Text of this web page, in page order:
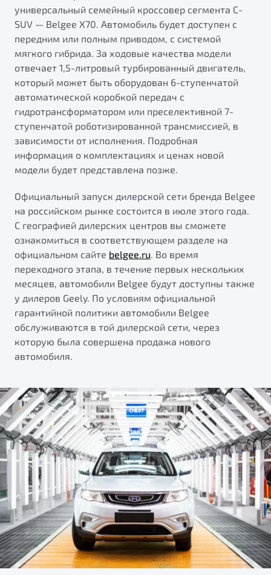
универсальный семейный кроссовер сегмента C-
SUV — Belgee X70. Автомобиль будет доступен с
передним или полным приводом, с системой
мягкого гибрида. За ходовые качества модели
отвечает 1,5-литровый турбированный двигатель,
который может быть оборудован 6-ступенчатой
автоматической коробкой передач с
гидротрансформатором или преселективной 7-
ступенчатой роботизированной трансмиссией, в
зависимости от исполнения. Подробная
информация о комплектациях и ценах новой
модели будет представлена позже.
Официальный запуск дилерской сети бренда Belgee
на российском рынке состоится в июле этого года.
С географией дилерских центров вы сможете
ознакомиться в соответствующем разделе на
официальном сайте belgee.ru. Во время
переходного этапа, в течение первых нескольких
месяцев, автомобили Belgee будут доступны также
у дилеров Geely. По условиям официальной
гарантийной политики автомобили Belgee
обслуживаются в той дилерской сети, через
которую была совершена продажа нового
автомобиля.